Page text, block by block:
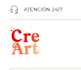
ATENCIÓN 24/7